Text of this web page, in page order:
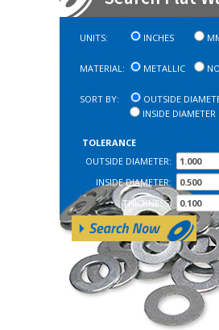
UNITS: INCHES
MATERIAL: METALLIC
SORT BY:
OUTSIDE
INSIDE DIAMETER
TOLERANCE
OUTSIDE DIAMETER:
INSIDE DIAMETER:
THICKNESS: